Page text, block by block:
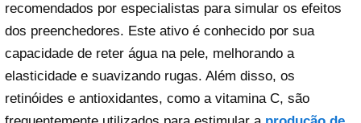
recomendados por especialistas para simular os efeitos
dos preenchedores. Este ativo é conhecido por sua
capacidade de reter água na pele, melhorando a
elasticidade e suavizando rugas. Além disso, os
retinóides e antioxidantes, como a vitamina C, são